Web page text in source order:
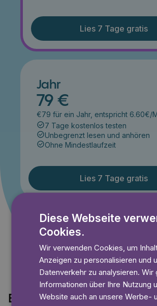
Lies 7 Tage gratis
Jahr
79 €
€79 für ein Jahr, entspricht 6.60€/
7 Tage kostenlos testen
Unbegrenzt lesen und anhören
Ohne Mindestlaufzeit
Lies 7 Tage gratis
Angebot gültig bis einschließlich
Entdecke auch
Diese Webseite
Cookies.
Wir verwenden Cookies, um
Anzeigen zu personalisieren und
Datenverkehr zu analysieren. Wir
Informationen über Ihre Nutzung
Website auch an unsere Werbe-